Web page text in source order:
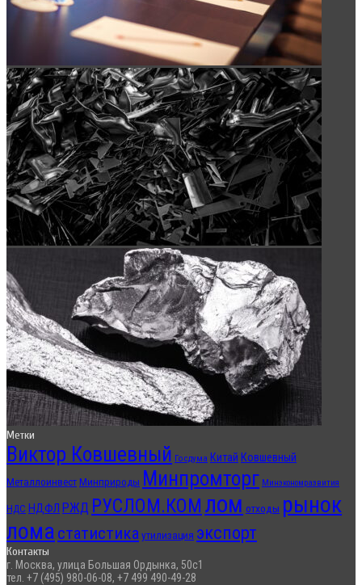
Метки
Виктор Ковшевный Госдума Китай Ковшевный
Металлоинвест Минприроды Минпромторг Минэкономразвития
НДС НДФЛ РЖД РУСЛОМ.КОМ лом отходы рынок
лома статистика утилизация экспорт
Контакты
г. Москва, улица Большая Ордынка, 50с1
тел. +7 (495) 980-06-08, +7 499 490-49-28